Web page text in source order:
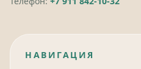
НАВИГАЦИЯ